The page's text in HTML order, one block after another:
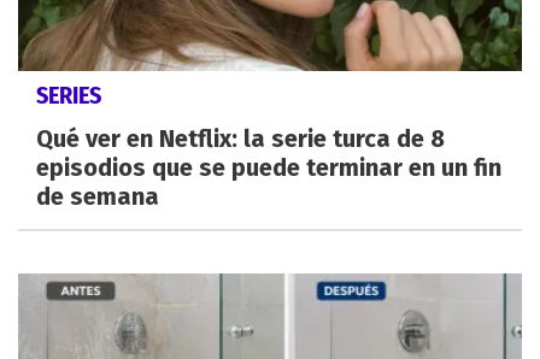
SERIES
Qué ver en Netflix: la serie turca de 8
episodios que se puede terminar en un fin
de semana